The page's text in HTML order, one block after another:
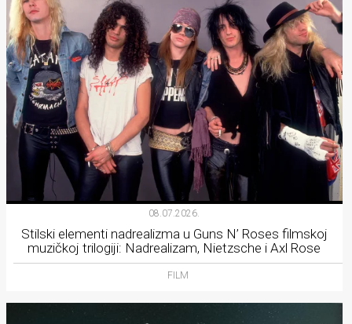
08.07.2026.
Stilski elementi nadrealizma u Guns N’ Roses filmskoj
muzičkoj trilogiji: Nadrealizam, Nietzsche i Axl Rose
FILM